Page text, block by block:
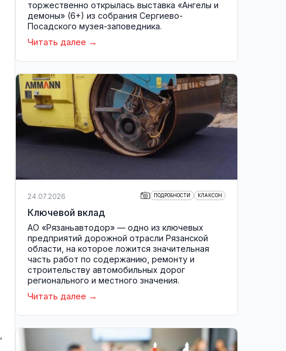
торжественно открылась выставка «Ангелы и
демоны» (6+) из собрания Сергиево-
Посадского музея-заповедника.
Читать далее
24.07.2026 ПОДРОБНОСТИ КЛАКСОН
Ключевой вклад
АО «Рязаньавтодор» — одно из ключевых
предприятий дорожной отрасли Рязанской
области, на которое ложится значительная
часть работ по содержанию, ремонту и
строительству автомобильных дорог
регионального и местного значения.
Читать далее